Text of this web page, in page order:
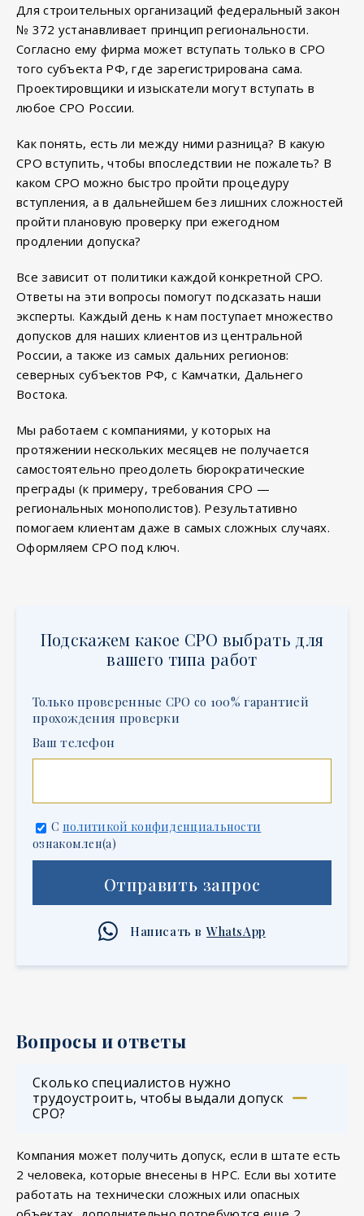
Для строительных организаций федеральный закон
№ 372 устанавливает принцип региональности.
Согласно ему фирма может вступать только в СРО
того субъекта РФ, где зарегистрирована сама.
Проектировщики и изыскатели могут вступать в
любое СРО России.
Как понять, есть ли между ними разница? В какую
СРО вступить, чтобы впоследствии не пожалеть? В
каком СРО можно быстро пройти процедуру
вступления, а в дальнейшем без лишних сложностей
пройти плановую проверку при ежегодном
продлении допуска?
Все зависит от политики каждой конкретной СРО.
Ответы на эти вопросы помогут подсказать наши
эксперты. Каждый день к нам поступает множество
допусков для наших клиентов из центральной
России, а также из самых дальних регионов:
северных субъектов РФ, с Камчатки, Дальнего
Востока.
Мы работаем с компаниями, у которых на
протяжении нескольких месяцев не получается
самостоятельно преодолеть бюрократические
преграды (к примеру, требования СРО —
региональных монополистов). Результативно
помогаем клиентам даже в самых сложных случаях.
Оформляем СРО под ключ.
Подскажем какое СРО выбрать для
вашего типа работ
Только проверенные СРО со 100% гарантией
прохождения проверки
Ваш телефон
С политикой конфиденциальности
ознакомлен(а)
Отправить запрос
Написать в WhatsApp
Вопросы и ответы
Сколько специалистов нужно
трудоустроить, чтобы выдали допуск
СРО?
Компания может получить допуск, если в штате есть
2 человека, которые внесены в НРС. Если вы хотите
работать на технически сложных или опасных